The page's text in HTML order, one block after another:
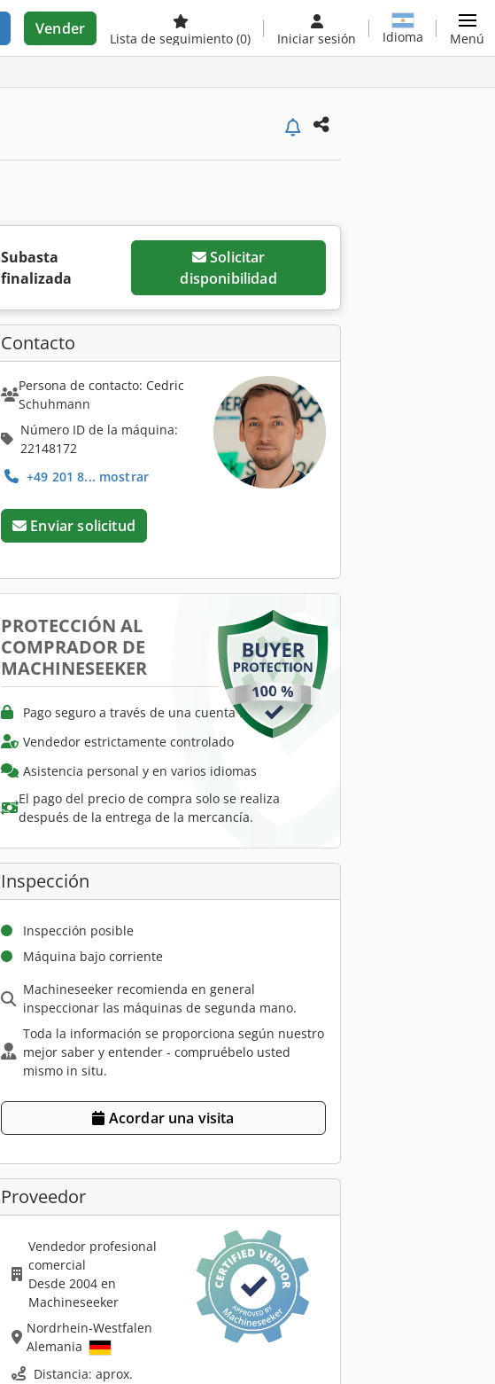
Vender
Lista de seguimiento (0) Iniciar sesión Idioma Menú
Subasta
finalizada
Solicitar
disponibilidad
Contacto
Persona de contacto: Cedric
Schuhmann
Número ID de la máquina:
22148172
+49 201 8... mostrar
Enviar solicitud
PROTECCIÓN AL
COMPRADOR DE
MACHINESEEKER
Pago seguro a través de una cuenta fiduciaria
Vendedor estrictamente controlado
Asistencia personal y en varios idiomas
El pago del precio de compra solo se realiza
después de la entrega de la mercancía.
Inspección
Inspección posible
Máquina bajo corriente
Machineseeker recomienda en general
inspeccionar las máquinas de segunda mano.
Toda la información se proporciona según nuestro
mejor saber y entender - compruébelo usted
mismo in situ.
Acordar una visita
Proveedor
Vendedor profesional
comercial
Desde 2004 en
Machineseeker
Nordrhein-Westfalen
Alemania
Distancia: aprox.